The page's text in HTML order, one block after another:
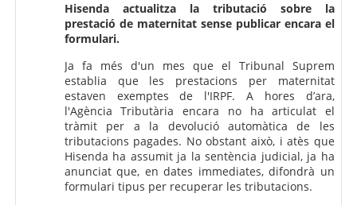
Hisenda actualitza la tributació sobre la
prestació de maternitat sense publicar encara el
formulari.
Ja fa més d'un mes que el Tribunal Suprem
establia que les prestacions per maternitat
estaven exemptes de l'IRPF. A hores d’ara,
l'Agència Tributària encara no ha articulat el
tràmit per a la devolució automàtica de les
tributacions pagades. No obstant això, i atès que
Hisenda ha assumit ja la sentència judicial, ja ha
anunciat que, en dates immediates, difondrà un
formulari tipus per recuperar les tributacions.